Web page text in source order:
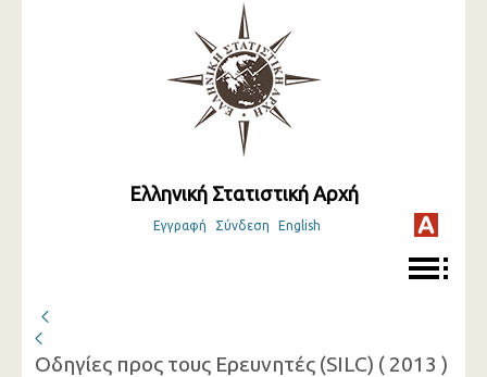
Ελληνική Στατιστική Αρχή
Εγγραφή Σύνδεση English
Οδηγίες προς τους Ερευνητές (SILC) ( 2013 )